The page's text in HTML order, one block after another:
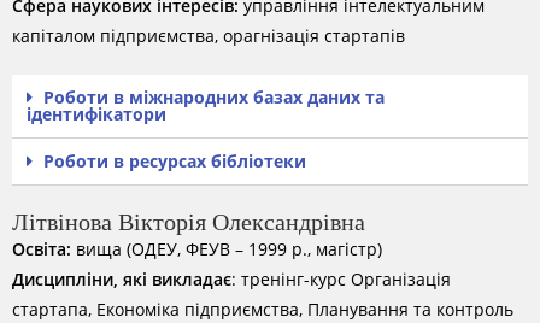
Сфера наукових інтересів: управління інтелектуальним
капіталом підприємства, орагнізація стартапів
Роботи в міжнародних базах даних та
ідентифікатори
Роботи в ресурсах бібліотеки
Літвінова Вікторія Олександрівна
Освіта: вища (ОДЕУ, ФЕУВ – 1999 р., магістр)
Дисципліни, які викладає: тренінг-курс Організація
стартапа, Економіка підприємства, Планування та контроль